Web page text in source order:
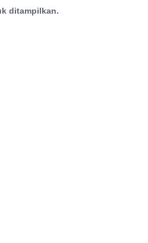
ditampilkan.